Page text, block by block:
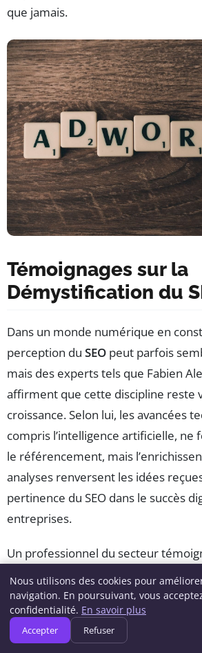
que jamais.
Témoignages sur la
Démystification du
Dans un monde numérique en
perception du SEO peut parfois
mais des experts tels que Fabien
affirment que cette discipline reste
croissance. Selon lui, les avancées
compris l’intelligence artificielle, ne
le référencement, mais
analyses renversent les idées
pertinence du SEO dans le succès
entreprises.
Un professionnel du secteur
l’approche de Fabien, j’ai compris
référencement naturel est non
nécessité, mais qu’il continue
aux nouveaux comportements des
Nous utilisons des cookies pour
navigation. En poursuivant, vous
confidentialité. En savoir plus
Accepter Refuser